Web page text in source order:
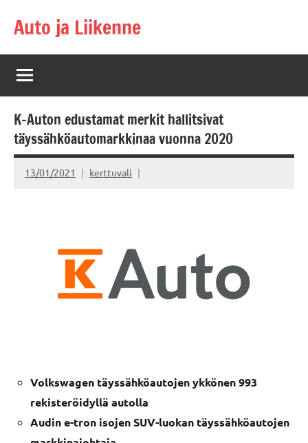
Auto ja Liikenne
K-Auton edustamat merkit hallitsivat
täyssähköautomarkkinaa vuonna 2020
13/01/2021 kerttuvali
Volkswagen täyssähköautojen ykkönen 993
rekisteröidyllä autolla
Audin e-tron isojen SUV-luokan täyssähköautojen